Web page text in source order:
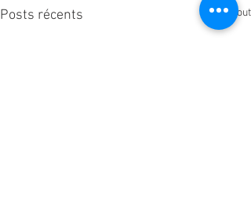
Posts récents Voir tout